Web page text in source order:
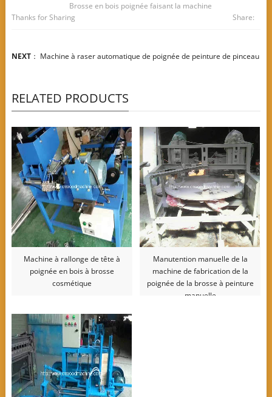
Brosse en bois poignée faisant la machine
Thanks for Sharing
Share:
NEXT： Machine à raser automatique de poignée de peinture de pinceau
RELATED PRODUCTS
Machine à rallonge de tête à
poignée en bois à brosse
cosmétique
Manutention manuelle de la
machine de fabrication de la
poignée de la brosse à peinture
manuelle